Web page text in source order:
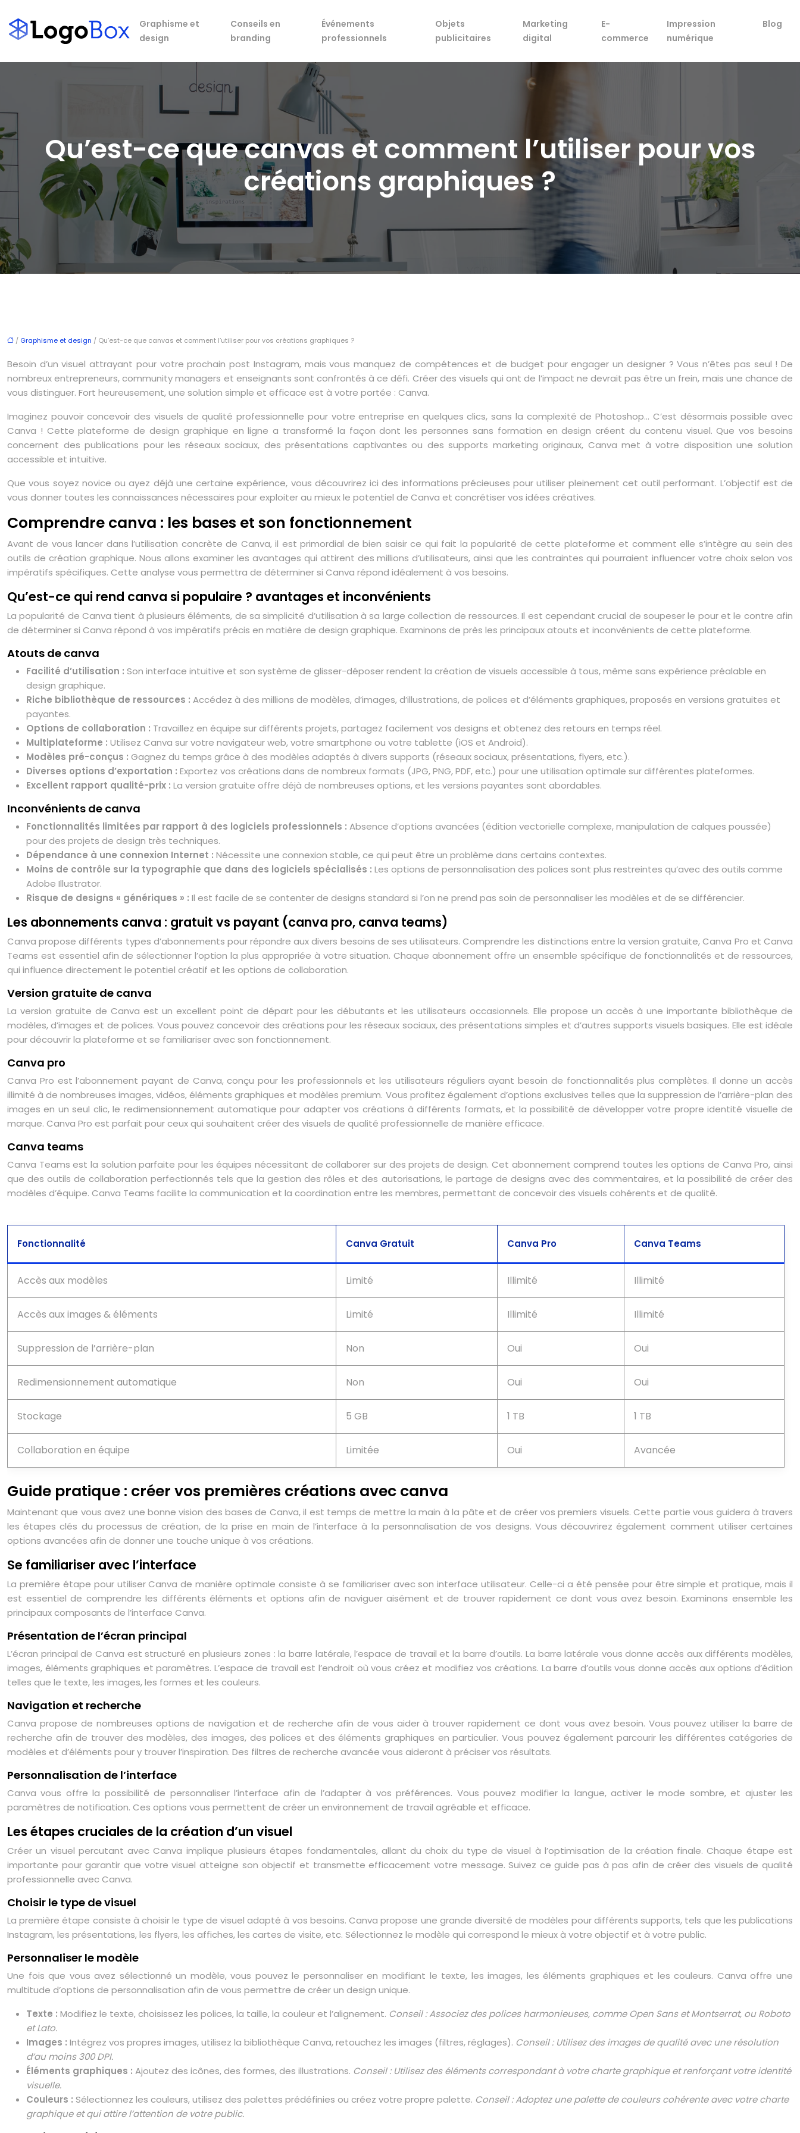
Graphisme et
design
Conseils en
branding
Événements
professionnels
Objets
publicitaires
Marketing
digital
E-
commerce
Impression
numérique
Blog
Qu’est-ce que canvas et comment l’utiliser pour vos
créations graphiques ?
/ Graphisme et design / Qu’est-ce que canvas et comment l’utiliser pour vos créations graphiques ?
Besoin d’un visuel attrayant pour votre prochain post Instagram, mais vous manquez de compétences et de budget pour engager un designer ? Vous n’êtes pas seul ! De
nombreux entrepreneurs, community managers et enseignants sont confrontés à ce défi. Créer des visuels qui ont de l’impact ne devrait pas être un frein, mais une chance de
vous distinguer. Fort heureusement, une solution simple et efficace est à votre portée : Canva.
Imaginez pouvoir concevoir des visuels de qualité professionnelle pour votre entreprise en quelques clics, sans la complexité de Photoshop… C’est désormais possible avec
Canva ! Cette plateforme de design graphique en ligne a transformé la façon dont les personnes sans formation en design créent du contenu visuel. Que vos besoins
concernent des publications pour les réseaux sociaux, des présentations captivantes ou des supports marketing originaux, Canva met à votre disposition une solution
accessible et intuitive.
Que vous soyez novice ou ayez déjà une certaine expérience, vous découvrirez ici des informations précieuses pour utiliser pleinement cet outil performant. L’objectif est de
vous donner toutes les connaissances nécessaires pour exploiter au mieux le potentiel de Canva et concrétiser vos idées créatives.
Comprendre canva : les bases et son fonctionnement
Avant de vous lancer dans l’utilisation concrète de Canva, il est primordial de bien saisir ce qui fait la popularité de cette plateforme et comment elle s’intègre au sein des
outils de création graphique. Nous allons examiner les avantages qui attirent des millions d’utilisateurs, ainsi que les contraintes qui pourraient influencer votre choix selon vos
impératifs spécifiques. Cette analyse vous permettra de déterminer si Canva répond idéalement à vos besoins.
Qu’est-ce qui rend canva si populaire ? avantages et inconvénients
La popularité de Canva tient à plusieurs éléments, de sa simplicité d’utilisation à sa large collection de ressources. Il est cependant crucial de soupeser le pour et le contre afin
de déterminer si Canva répond à vos impératifs précis en matière de design graphique. Examinons de près les principaux atouts et inconvénients de cette plateforme.
Atouts de canva
Facilité d’utilisation : Son interface intuitive et son système de glisser-déposer rendent la création de visuels accessible à tous, même sans expérience préalable en
design graphique.
Riche bibliothèque de ressources : Accédez à des millions de modèles, d’images, d’illustrations, de polices et d’éléments graphiques, proposés en versions gratuites et
payantes.
Options de collaboration : Travaillez en équipe sur différents projets, partagez facilement vos designs et obtenez des retours en temps réel.
Multiplateforme : Utilisez Canva sur votre navigateur web, votre smartphone ou votre tablette (iOS et Android).
Modèles pré-conçus : Gagnez du temps grâce à des modèles adaptés à divers supports (réseaux sociaux, présentations, flyers, etc.).
Diverses options d’exportation : Exportez vos créations dans de nombreux formats (JPG, PNG, PDF, etc.) pour une utilisation optimale sur différentes plateformes.
Excellent rapport qualité-prix : La version gratuite offre déjà de nombreuses options, et les versions payantes sont abordables.
Inconvénients de canva
Fonctionnalités limitées par rapport à des logiciels professionnels : Absence d’options avancées (édition vectorielle complexe, manipulation de calques poussée)
pour des projets de design très techniques.
Dépendance à une connexion Internet : Nécessite une connexion stable, ce qui peut être un problème dans certains contextes.
Moins de contrôle sur la typographie que dans des logiciels spécialisés : Les options de personnalisation des polices sont plus restreintes qu’avec des outils comme
Adobe Illustrator.
Risque de designs « génériques » : Il est facile de se contenter de designs standard si l’on ne prend pas soin de personnaliser les modèles et de se différencier.
Les abonnements canva : gratuit vs payant (canva pro, canva teams)
Canva propose différents types d’abonnements pour répondre aux divers besoins de ses utilisateurs. Comprendre les distinctions entre la version gratuite, Canva Pro et Canva
Teams est essentiel afin de sélectionner l’option la plus appropriée à votre situation. Chaque abonnement offre un ensemble spécifique de fonctionnalités et de ressources,
qui influence directement le potentiel créatif et les options de collaboration.
Version gratuite de canva
La version gratuite de Canva est un excellent point de départ pour les débutants et les utilisateurs occasionnels. Elle propose un accès à une importante bibliothèque de
modèles, d’images et de polices. Vous pouvez concevoir des créations pour les réseaux sociaux, des présentations simples et d’autres supports visuels basiques. Elle est idéale
pour découvrir la plateforme et se familiariser avec son fonctionnement.
Canva pro
Canva Pro est l’abonnement payant de Canva, conçu pour les professionnels et les utilisateurs réguliers ayant besoin de fonctionnalités plus complètes. Il donne un accès
illimité à de nombreuses images, vidéos, éléments graphiques et modèles premium. Vous profitez également d’options exclusives telles que la suppression de l’arrière-plan des
images en un seul clic, le redimensionnement automatique pour adapter vos créations à différents formats, et la possibilité de développer votre propre identité visuelle de
marque. Canva Pro est parfait pour ceux qui souhaitent créer des visuels de qualité professionnelle de manière efficace.
Canva teams
Canva Teams est la solution parfaite pour les équipes nécessitant de collaborer sur des projets de design. Cet abonnement comprend toutes les options de Canva Pro, ainsi
que des outils de collaboration perfectionnés tels que la gestion des rôles et des autorisations, le partage de designs avec des commentaires, et la possibilité de créer des
modèles d’équipe. Canva Teams facilite la communication et la coordination entre les membres, permettant de concevoir des visuels cohérents et de qualité.
Fonctionnalité Canva Gratuit Canva Pro Canva Teams
Accès aux modèles Limité Illimité Illimité
Accès aux images & éléments Limité Illimité Illimité
Suppression de l’arrière-plan Non Oui Oui
Redimensionnement automatique Non Oui Oui
Stockage 5 GB 1 TB 1 TB
Collaboration en équipe Limitée Oui Avancée
Guide pratique : créer vos premières créations avec canva
Maintenant que vous avez une bonne vision des bases de Canva, il est temps de mettre la main à la pâte et de créer vos premiers visuels. Cette partie vous guidera à travers
les étapes clés du processus de création, de la prise en main de l’interface à la personnalisation de vos designs. Vous découvrirez également comment utiliser certaines
options avancées afin de donner une touche unique à vos créations.
Se familiariser avec l’interface
La première étape pour utiliser Canva de manière optimale consiste à se familiariser avec son interface utilisateur. Celle-ci a été pensée pour être simple et pratique, mais il
est essentiel de comprendre les différents éléments et options afin de naviguer aisément et de trouver rapidement ce dont vous avez besoin. Examinons ensemble les
principaux composants de l’interface Canva.
Présentation de l’écran principal
L’écran principal de Canva est structuré en plusieurs zones : la barre latérale, l’espace de travail et la barre d’outils. La barre latérale vous donne accès aux différents modèles,
images, éléments graphiques et paramètres. L’espace de travail est l’endroit où vous créez et modifiez vos créations. La barre d’outils vous donne accès aux options d’édition
telles que le texte, les images, les formes et les couleurs.
Navigation et recherche
Canva propose de nombreuses options de navigation et de recherche afin de vous aider à trouver rapidement ce dont vous avez besoin. Vous pouvez utiliser la barre de
recherche afin de trouver des modèles, des images, des polices et des éléments graphiques en particulier. Vous pouvez également parcourir les différentes catégories de
modèles et d’éléments pour y trouver l’inspiration. Des filtres de recherche avancée vous aideront à préciser vos résultats.
Personnalisation de l’interface
Canva vous offre la possibilité de personnaliser l’interface afin de l’adapter à vos préférences. Vous pouvez modifier la langue, activer le mode sombre, et ajuster les
paramètres de notification. Ces options vous permettent de créer un environnement de travail agréable et efficace.
Les étapes cruciales de la création d’un visuel
Créer un visuel percutant avec Canva implique plusieurs étapes fondamentales, allant du choix du type de visuel à l’optimisation de la création finale. Chaque étape est
importante pour garantir que votre visuel atteigne son objectif et transmette efficacement votre message. Suivez ce guide pas à pas afin de créer des visuels de qualité
professionnelle avec Canva.
Choisir le type de visuel
La première étape consiste à choisir le type de visuel adapté à vos besoins. Canva propose une grande diversité de modèles pour différents supports, tels que les publications
Instagram, les présentations, les flyers, les affiches, les cartes de visite, etc. Sélectionnez le modèle qui correspond le mieux à votre objectif et à votre public.
Personnaliser le modèle
Une fois que vous avez sélectionné un modèle, vous pouvez le personnaliser en modifiant le texte, les images, les éléments graphiques et les couleurs. Canva offre une
multitude d’options de personnalisation afin de vous permettre de créer un design unique.
Texte : Modifiez le texte, choisissez les polices, la taille, la couleur et l’alignement. Conseil : Associez des polices harmonieuses, comme Open Sans et Montserrat, ou Roboto
et Lato.
Images : Intégrez vos propres images, utilisez la bibliothèque Canva, retouchez les images (filtres, réglages). Conseil : Utilisez des images de qualité avec une résolution
d’au moins 300 DPI.
Éléments graphiques : Ajoutez des icônes, des formes, des illustrations. Conseil : Utilisez des éléments correspondant à votre charte graphique et renforçant votre identité
visuelle.
Couleurs : Sélectionnez les couleurs, utilisez des palettes prédéfinies ou créez votre propre palette. Conseil : Adoptez une palette de couleurs cohérente avec votre charte
graphique et qui attire l’attention de votre public.